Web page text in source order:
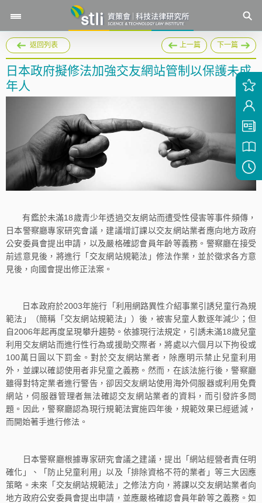
返回列表 上一篇 下一篇
日本政府擬修法加強交友網站管制以保護未成
年人
有鑑於未滿18歲青少年透過交友網站而遭受性侵害等事件頻傳，
日本警察廳專家研究會議，建議增訂課以交友網站業者應向地方政府
公安委員會提出申請，以及嚴格確認會員年齡等義務。警察廳在接受
前述意見後，將進行「交友網站規範法」修法作業，並於徵求各方意
見後，向國會提出修正法案。
日本政府於2003年施行「利用網路異性介紹事業引誘兒童行為規
範法」（簡稱「交友網站規範法」）後，被害兒童人數逐年減少；但
自2006年起再度呈現攀升趨勢。依據現行法規定，引誘未滿18歲兒童
利用交友網站而進行性行為或援助交際者，將處以六個月以下拘役或
100萬日圓以下罰金。對於交友網站業者，除應明示禁止兒童利用
外，並課以確認使用者非兒童之義務。然而，在該法施行後，警察廳
雖得對特定業者進行警告，卻因交友網站使用海外伺服器或利用免費
網站，伺服器管理者無法確認交友網站業者的資料，而引發許多問
題。因此，警察廳認為現行規範法實施四年後，規範效果已經遞減，
而開始著手進行修法。
日本警察廳根據專家研究會議之建議，提出「網站經營者責任明
確化」、「防止兒童利用」以及「排除資格不符的業者」等三大因應
策略。未來「交友網站規範法」之修法方向，將課以交友網站業者向
地方政府公安委員會提出申請，並應嚴格確認會員年齡等之義務。如